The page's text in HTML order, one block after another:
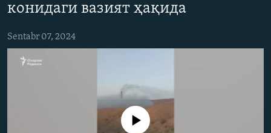
На русском
ИЖТИМОИЙ ТАРМОҚЛАР
Озодлик бошқа тилларда
конидаги вазият ҳақида
Sentabr 07, 2024
Айни дамда медиа-манба мавжуд эмас